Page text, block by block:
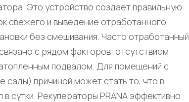
Это устройство создает правильную
свежего и выведение отработанного
без смешивания. Часто отработанный
с рядом факторов: отсутствием
подвалом. Для помещений с
причиной может стать то, что в
сутки. Рекуператоры PRANA эффективно